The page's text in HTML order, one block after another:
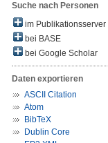
Suche nach Personen
im Publikationsserver
bei BASE
bei Google Scholar
Daten exportieren
ASCII Citation
Atom
BibTeX
Dublin Core